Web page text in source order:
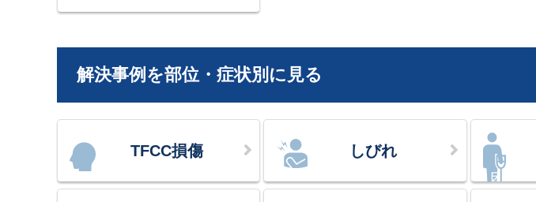
解決事例を部位・症状別に見る
TFCC損傷 しびれ